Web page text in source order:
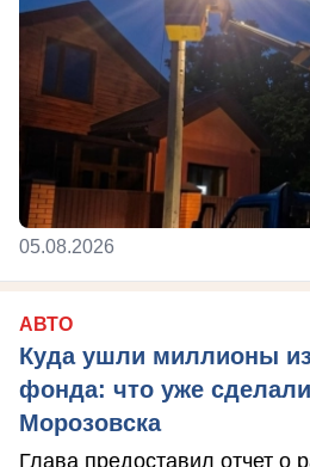
05.08.2026
АВТО
Куда ушли миллионы
фонда: что уже
Морозовска
Глава предоставил отчет о